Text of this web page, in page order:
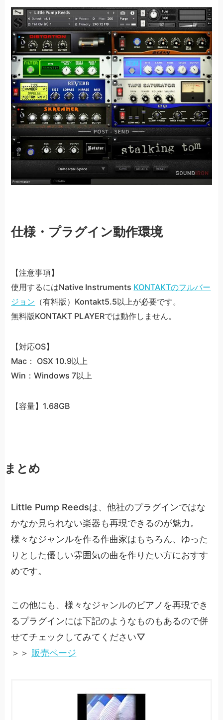
仕様・プラグイン動作環境
【注意事項】
使用するにはNative Instruments KONTAKTのフルバー
ジョン （有料版）Kontakt5.5以上が必要です。
無料版KONTAKT PLAYERでは動作しません。
【対応OS】
Mac： OSX 10.9以上
Win：Windows 7以上
【容量】1.68GB
まとめ
Little Pump Reedsは、他社のプラグインではな
かなか見られない楽器も再現できるのが魅力。
様々なジャンルを作る作曲家はもちろん、ゆった
りとした優しい雰囲気の曲を作りたい方におすす
めです。
この他にも、様々なジャンルのピアノを再現でき
るプラグインには下記のようなものもあるので併
せてチェックしてみてください▽
＞＞ 販売ページ